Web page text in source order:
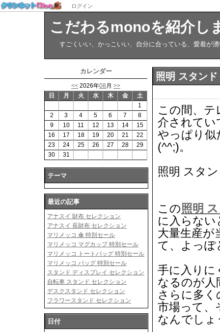
ログイン
こだわるmonoを紹介し
すごくいい、かっこいい、自分に合っている、愛着が
照明 スタン
この間、テ
介されてい
やっぱり似
(^^;)。
照明 スタ
この照明
に入らな
大量生産が
て、よっ
手に入りに
なるのが人
さらに多く
市場って、
なんでしょ
カレンダー
<< 2026年08 月 >>
日
月 火 水 木 金
土
1
2
3 4 5 6 7
8
9
10 11 12 13 14
15
16
17 18 19 20 21
22
23
24 25 26 27 28
29
30
31
テーマ
最近の記事
アナスイ 財布 セレクション
アナスイ 長財布 セレクション
マリメッコ 傘 特別セール
マリメッコ マグカップ 特別セール
マリメッコ トートバッグ 特別セール
マリメッコ バッグ 特別セール
スタンド ディスプレイ セレクション
自転車 スタンド セレクション
デスクスタンド セレクション
フラワースタンド セレクション
日付